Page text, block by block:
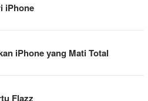
iPhone
iPhone yang Mati Total
Flazz